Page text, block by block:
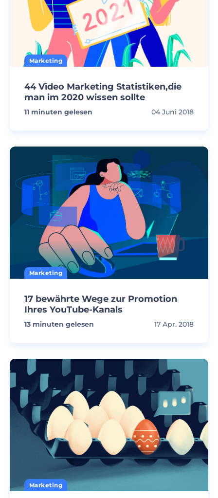
Marketing
44 Video Marketing Statistiken,die
man im 2020 wissen sollte
11 minuten gelesen 04 Juni 2018
Marketing
17 bewährte Wege zur Promotion
Ihres YouTube-Kanals
13 minuten gelesen 17 Apr. 2018
Marketing